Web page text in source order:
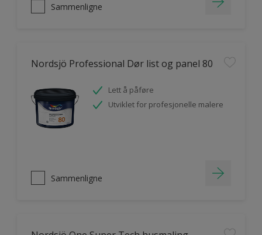
Sammenligne
Nordsjö Professional Dør list og panel 80
Lett å påføre
Utviklet for profesjonelle malere
Sammenligne